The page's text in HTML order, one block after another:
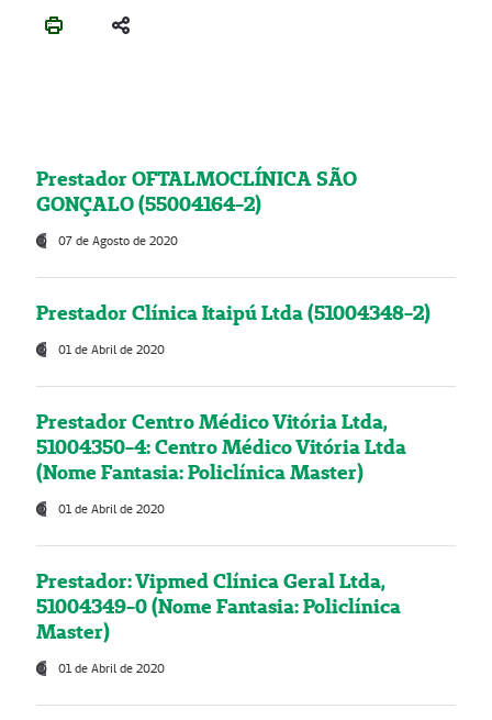
Prestador OFTALMOCLÍNICA SÃO
GONÇALO (55004164-2)
07 de Agosto de 2020
Prestador Clínica Itaipú Ltda (51004348-2)
01 de Abril de 2020
Prestador Centro Médico Vitória Ltda,
51004350-4: Centro Médico Vitória Ltda
(Nome Fantasia: Policlínica Master)
01 de Abril de 2020
Prestador: Vipmed Clínica Geral Ltda,
51004349-0 (Nome Fantasia: Policlínica
Master)
01 de Abril de 2020